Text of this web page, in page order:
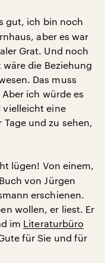
gut, ich bin noch
aber es war
Grat. Und noch
die Beziehung
Das muss
ich würde es
vielleicht eine
und zu sehen,
lügen! Von einem,
von Jürgen
erschienen.
wollen, er liest. Er
im Literaturbüro
für Sie und für